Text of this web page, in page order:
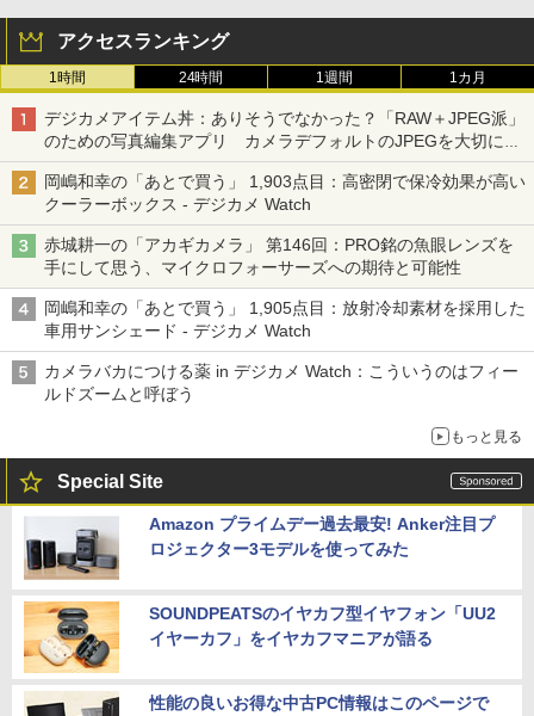
アクセスランキング
1時間 24時間 1週間 1カ月
デジカメアイテム丼：ありそうでなかった？「RAW＋JPEG派」
のための写真編集アプリ カメラデフォルトのJPEGを大切にす
る「Filmator」
岡嶋和幸の「あとで買う」 1,903点目：高密閉で保冷効果が高い
クーラーボックス - デジカメ Watch
赤城耕一の「アカギカメラ」 第146回：PRO銘の魚眼レンズを
手にして思う、マイクロフォーサーズへの期待と可能性
岡嶋和幸の「あとで買う」 1,905点目：放射冷却素材を採用した
車用サンシェード - デジカメ Watch
カメラバカにつける薬 in デジカメ Watch：こういうのはフィー
ルドズームと呼ぼう
もっと見る
Special Site
Amazon プライムデー過去最安! Anker注目プ
ロジェクター3モデルを使ってみた
SOUNDPEATSのイヤカフ型イヤフォン「UU2
イヤーカフ」をイヤカフマニアが語る
性能の良いお得な中古PC情報はこのページで